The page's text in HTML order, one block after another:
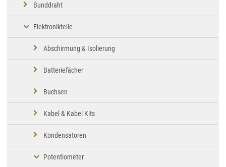
Bunddraht
Elektronikteile
Abschirmung & Isolierung
Batteriefächer
Buchsen
Kabel & Kabel Kits
Kondensatoren
Potentiometer